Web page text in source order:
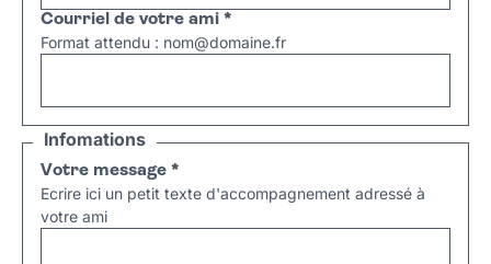
Courriel de votre ami *
Format attendu : nom@domaine.fr
Infomations
Votre message *
Ecrire ici un petit texte d'accompagnement adressé à
votre ami